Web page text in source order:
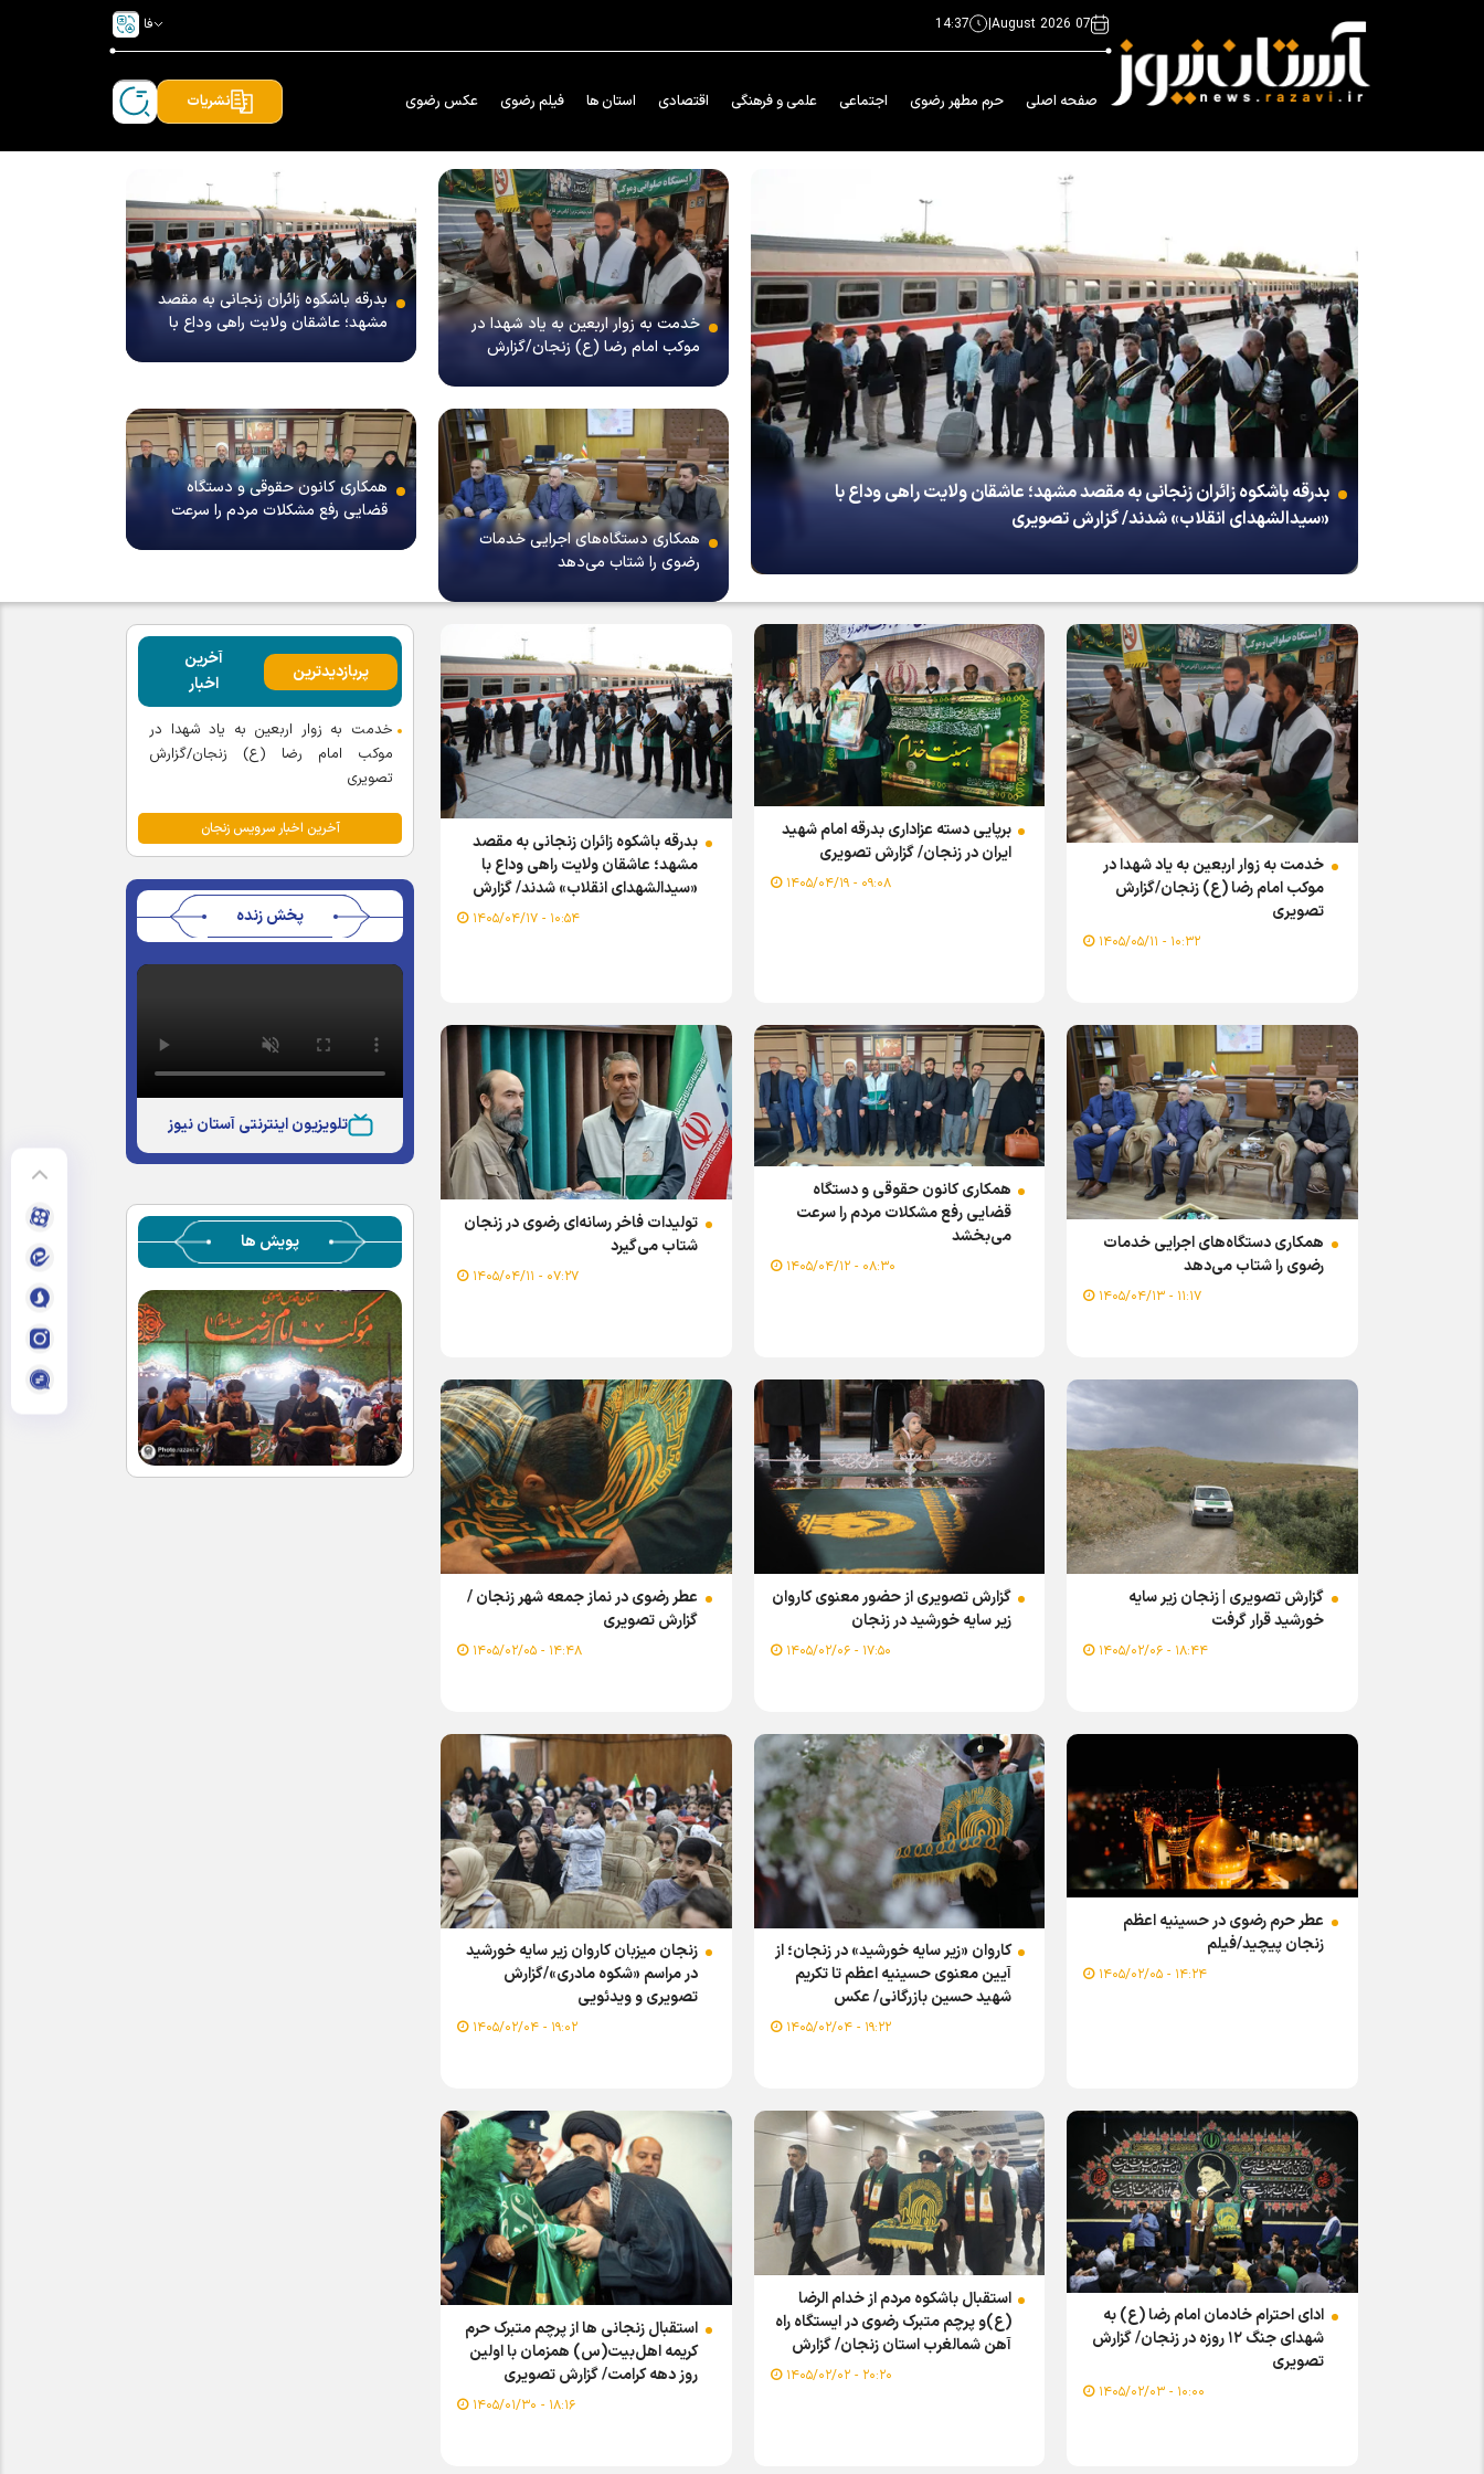
07 August 2026
|
14:37 فا
صفحه اصلی حرم مطهر رضوی اجتماعی علمی و فرهنگی اقتصادی استان ها فیلم رضوی عکس رضوی نشریات
بدرقه باشکوه زائران زنجانی به مقصد مشهد؛ عاشقان ولایت راهی وداع با
«سیدالشهدای انقلاب» شدند/ گزارش تصویری
خدمت به زوار اربعین به یاد شهدا در
موکب امام رضا (ع) زنجان/گزارش
بدرقه باشکوه زائران زنجانی به مقصد
مشهد؛ عاشقان ولایت راهی وداع با
تصویری
همکاری دستگاه‌های اجرایی خدمات
رضوی را شتاب می‌دهد
همکاری کانون حقوقی و دستگاه
قضایی رفع مشکلات مردم را سرعت
خدمت به زوار اربعین به یاد شهدا در
موکب امام رضا (ع) زنجان/گزارش
تصویری
۱۰:۳۲ - ۱۴۰۵/۰۵/۱۱
برپایی دسته عزاداری بدرقه امام شهید
ایران در زنجان/ گزارش تصویری
۰۹:۰۸ - ۱۴۰۵/۰۴/۱۹
بدرقه باشکوه زائران زنجانی به مقصد
مشهد؛ عاشقان ولایت راهی وداع با
«سیدالشهدای انقلاب» شدند/ گزارش
۱۰:۵۴ - ۱۴۰۵/۰۴/۱۷
همکاری دستگاه‌های اجرایی خدمات
رضوی را شتاب می‌دهد
۱۱:۱۷ - ۱۴۰۵/۰۴/۱۳
همکاری کانون حقوقی و دستگاه
قضایی رفع مشکلات مردم را سرعت
می‌بخشد
۰۸:۳۰ - ۱۴۰۵/۰۴/۱۲
تولیدات فاخر رسانه‌ای رضوی در زنجان
شتاب می‌گیرد
۰۷:۲۷ - ۱۴۰۵/۰۴/۱۱
گزارش تصویری | زنجان زیر سایه
خورشید قرار گرفت
۱۸:۴۴ - ۱۴۰۵/۰۲/۰۶
گزارش تصویری از حضور معنوی کاروان
زیر سایه خورشید در زنجان
۱۷:۵۰ - ۱۴۰۵/۰۲/۰۶
عطر رضوی در نماز جمعه شهر زنجان /
گزارش تصویری
۱۴:۴۸ - ۱۴۰۵/۰۲/۰۵
عطر حرم رضوی در حسینیه اعظم
زنجان پیچید/فیلم
۱۴:۲۴ - ۱۴۰۵/۰۲/۰۵
کاروان «زیر سایه خورشید» در زنجان؛ از
آیین معنوی حسینیه اعظم تا تکریم
شهید حسین بازرگانی/ عکس
۱۹:۲۲ - ۱۴۰۵/۰۲/۰۴
زنجان میزبان کاروان زیر سایه خورشید
در مراسم «شکوه مادری»/گزارش
تصویری و ویدئویی
۱۹:۰۲ - ۱۴۰۵/۰۲/۰۴
ادای احترام خادمان امام رضا (ع) به
شهدای جنگ ۱۲ روزه در زنجان/ گزارش
تصویری
۱۰:۰۰ - ۱۴۰۵/۰۲/۰۳
استقبال باشکوه مردم از خدام الرضا
(ع)و پرچم متبرک رضوی در ایستگاه راه
آهن شمالغرب استان زنجان/ گزارش
۲۰:۲۰ - ۱۴۰۵/۰۲/۰۲
استقبال زنجانی ها از پرچم متبرک حرم
کریمه اهل‌بیت(س) همزمان با اولین
روز دهه کرامت/ گزارش تصویری
۱۸:۱۶ - ۱۴۰۵/۰۱/۳۰
پربازدیدترین
آخرین
اخبار
خدمت به زوار اربعین به یاد شهدا در
موکب امام رضا (ع) زنجان/گزارش
تصویری
آخرین اخبار سرویس زنجان
پخش زنده
تلویزیون اینترنتی آستان نیوز
پویش ها